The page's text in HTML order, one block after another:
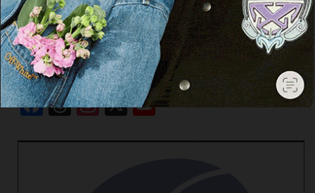
Cerca
Facebook
Threads
Instagram
X YouTube